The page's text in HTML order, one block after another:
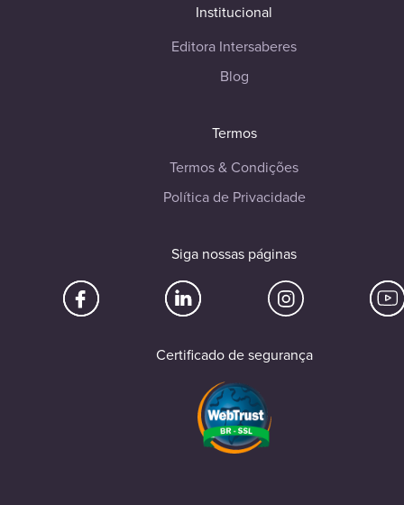
Institucional
Editora Intersaberes
Blog
Termos
Termos & Condições
Política de Privacidade
Siga nossas páginas
Certificado de segurança